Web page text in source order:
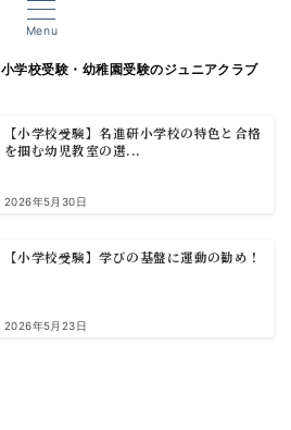
Menu
小学校受験・幼稚園受験のジュニアクラブ
【小学校受験】名進研小学校の特色と合格
を掴む幼児教室の選...
2026年5月30日
【小学校受験】学びの基盤に運動の勧め！
2026年5月23日